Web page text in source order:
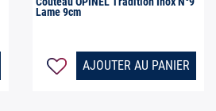
Lame 9cm
AJOUTER AU PANIER